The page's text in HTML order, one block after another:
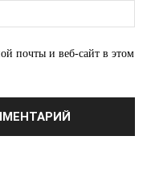
почты и веб-сайт в этом